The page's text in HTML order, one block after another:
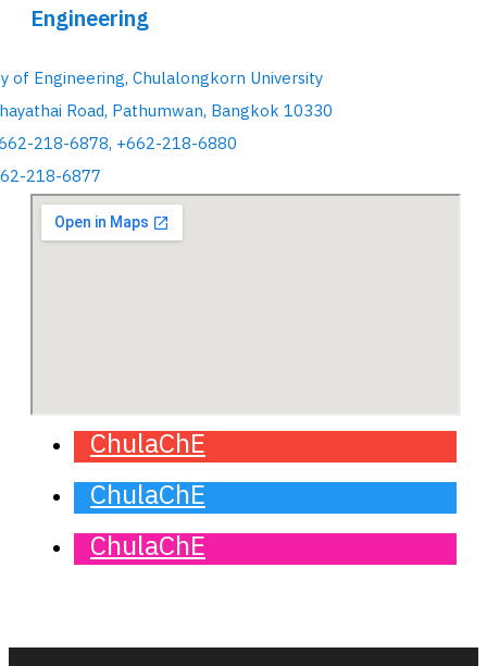
Engineering
of Engineering, Chulalongkorn University
Road, Pathumwan, Bangkok 10330
218-6878, +662-218-6880
218-6877
ChulaChE
ChulaChE
ChulaChE